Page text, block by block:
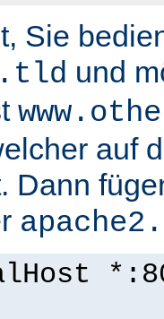
Sie
und
auf
Dann